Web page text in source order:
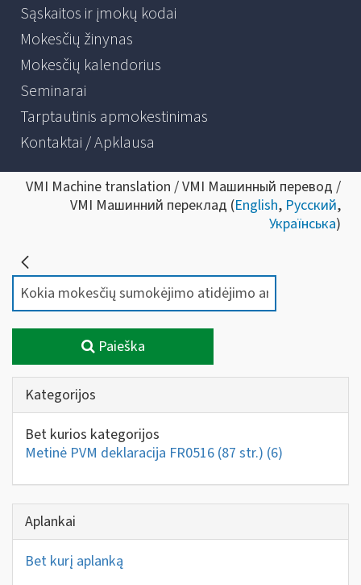
Sąskaitos ir įmokų kodai
Mokesčių žinynas
Mokesčių kalendorius
Seminarai
Tarptautinis apmokestinimas
Kontaktai / Apklausa
VMI Machine translation / VMI Машинный перевод /
VMI Машинний переклад (English, Русский,
Українська)
Paieška
Kategorijos
Bet kurios kategorijos
Metinė PVM deklaracija FR0516 (87 str.) (6)
Aplankai
Bet kurį aplanką